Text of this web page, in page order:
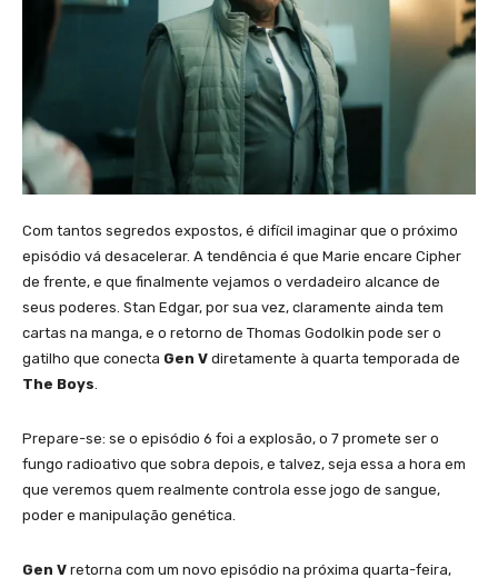
Com tantos segredos expostos, é difícil imaginar que o próximo
episódio vá desacelerar. A tendência é que Marie encare Cipher
de frente, e que finalmente vejamos o verdadeiro alcance de
seus poderes. Stan Edgar, por sua vez, claramente ainda tem
cartas na manga, e o retorno de Thomas Godolkin pode ser o
gatilho que conecta Gen V diretamente à quarta temporada de
The Boys
Prepare-se: se o episódio 6 foi a explosão, o 7 promete ser o
fungo radioativo que sobra depois, e talvez, seja essa a hora em
que veremos quem realmente controla esse jogo de sangue,
poder e manipulação genética.
Gen V retorna com um novo episódio na próxima quarta-feira,